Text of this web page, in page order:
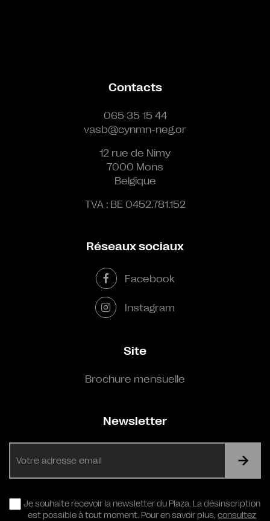
Contacts
065 35 15 44
vasb@cynmn-neg.or
12 rue de Nimy
7000 Mons
Belgique
TVA : BE 0452.781.152
Réseaux sociaux
Facebook
Instagram
Site
Brochure mensuelle
Newsletter
RGPD
Je souhaite recevoir la newsletter du Plaza. La désinscription
est possible à tout moment. Pour en savoir plus,consultez